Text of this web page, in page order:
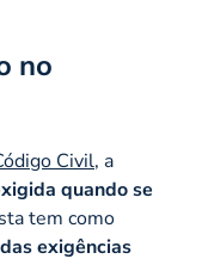
no
Civil, a
quando se
tem como
exigências